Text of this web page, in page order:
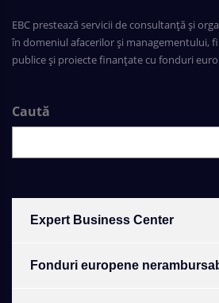
EBC prestează servicii de consultanță și
în domeniul afacerilor și managementului,
publice și proiecte finanțate cu fonduri
Caută
Expert Business Center
Fonduri europene